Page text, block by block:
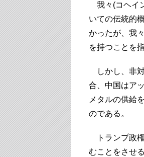
我々(コヘイ
いての伝統的
かったが、我
を持つことを
しかし、非
合、中国はア
メタルの供給
のである。
トランプ政
むことをさせ